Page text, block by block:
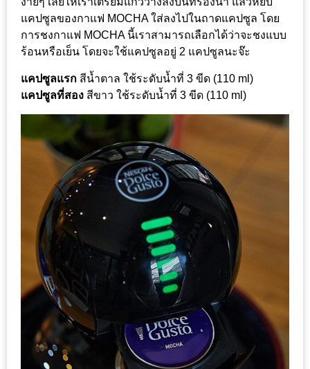
อินน์
เชียงใหม่
PANDA
TIME
:
ทำไม
เรา
ไม่
ทำ
อาหาร
ทาน
เอง?
SHOP
TOP
10
รีวิว
ร้าน
แคปซูลของกาแฟ MOCHA ใส่ลงไปในถาดแคปซูล โดย
การชงกาแฟ MOCHA นี้เราสามารถเลือกได้ว่าจะชงแบบ
ร้อนหรือเย็น โดยจะใช้แคปซูลอยู่ 2 แคปซูลนะจ๊ะ
แคปซูลแรก สีน้ำตาล ใช้ระดับน้ำที่ 3 ขีด (110 ml)
แคปซูลที่สอง สีขาว ใช้ระดับน้ำที่ 3 ขีด (110 ml)